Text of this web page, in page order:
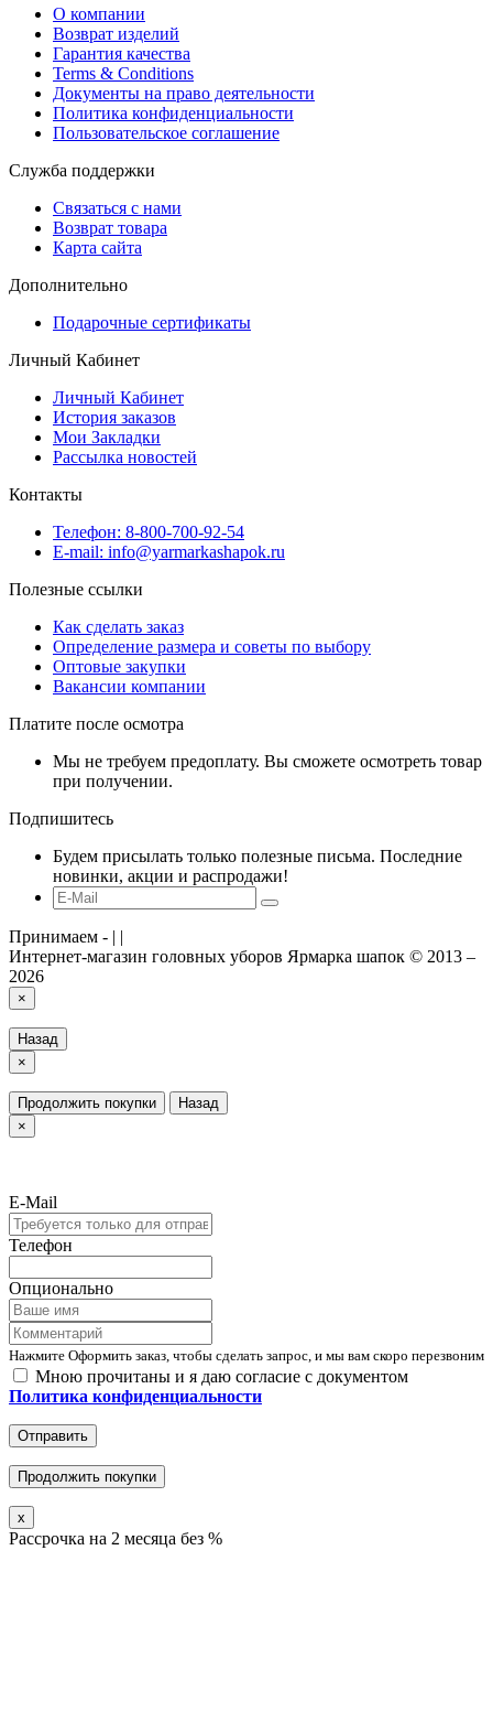
О компании
Возврат изделий
Гарантия качества
Terms & Conditions
Документы на право деятельности
Политика конфиденциальности
Пользовательское соглашение
Служба поддержки
Связаться с нами
Возврат товара
Карта сайта
Дополнительно
Подарочные сертификаты
Личный Кабинет
Личный Кабинет
История заказов
Мои Закладки
Рассылка новостей
Контакты
Телефон: 8-800-700-92-54
E-mail: info@yarmarkashapok.ru
Полезные ссылки
Как сделать заказ
Определение размера и советы по выбору
Оптовые закупки
Вакансии компании
Платите после осмотра
Мы не требуем предоплату. Вы сможете осмотреть товар
при получении.
Подпишитесь
Будем присылать только полезные письма. Последние
новинки, акции и распродажи!
Принимаем - | |
Интернет-магазин головных уборов Ярмарка шапок © 2013 –
2026
×
Назад
×
Продолжить покупки
Назад
×
E-Mail
Телефон
Опционально
Нажмите Оформить заказ, чтобы сделать запрос, и мы вам скоро перезвоним
Мною прочитаны и я даю согласие с документом
Политика конфиденциальности
Отправить
Продолжить покупки
x
Рассрочка на 2 месяца без %